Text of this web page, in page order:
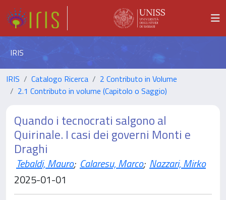
IRIS
IRIS Catalogo Ricerca
2 Contributo in Volume
2.1 Contributo in volume (Capitolo o Saggio)
Quando i tecnocrati salgono al
Quirinale. I casi dei governi Monti e
Draghi
Tebaldi, Mauro; Calaresu, Marco; Nazzari, Mirko
2025-01-01